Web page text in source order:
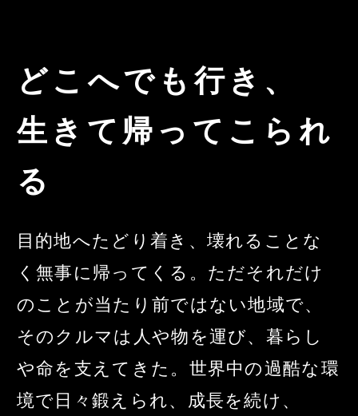
どこへでも行き、
生きて帰ってこられ
る
目的地へたどり着き、壊れることな
く無事に帰ってくる。 ただそれだけ
のことが当たり前ではない地域で、
そのクルマは人や物を運び、暮らし
や命を支えてきた。 世界中の過酷な環
境で日々鍛えられ、成長を続け、